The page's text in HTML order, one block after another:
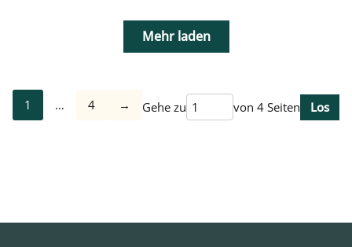
Mehr laden
1 … 4 → Gehe zu von 4 Seiten Los